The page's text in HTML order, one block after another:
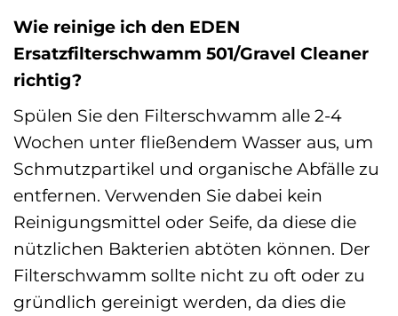
Wie reinige ich den EDEN
Ersatzfilterschwamm 501/Gravel Cleaner
richtig?
Spülen Sie den Filterschwamm alle 2-4
Wochen unter fließendem Wasser aus, um
Schmutzpartikel und organische Abfälle zu
entfernen. Verwenden Sie dabei kein
Reinigungsmittel oder Seife, da diese die
nützlichen Bakterien abtöten können. Der
Filterschwamm sollte nicht zu oft oder zu
gründlich gereinigt werden, da dies die